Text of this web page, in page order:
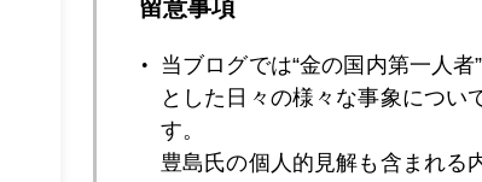
2020年
留意事項
当ブログでは“金の国内第一人
とした日々の様々な事象につい
す。
豊島氏の個人的見解も含まれる